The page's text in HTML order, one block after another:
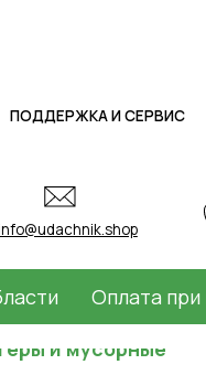
Оплата при